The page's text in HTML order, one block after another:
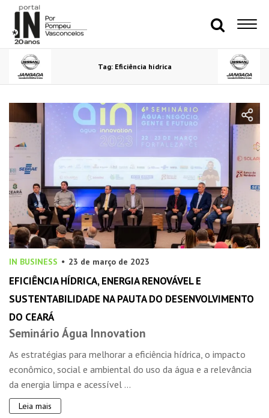
Tag: Eficiência hídrica
IN BUSINESS 23 de março de 2023
EFICIÊNCIA HÍDRICA, ENERGIA RENOVÁVEL E
SUSTENTABILIDADE NA PAUTA DO DESENVOLVIMENTO
DO CEARÁ
Seminário Água Innovation
As estratégias para melhorar a eficiência hídrica, o impacto
econômico, social e ambiental do uso da água e a relevância
da energia limpa e acessível ...
Leia mais